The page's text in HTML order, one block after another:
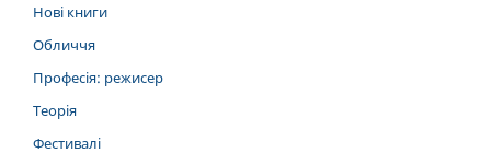
Нові книги
Обличчя
Професія: режисер
Теорія
Фестивалі